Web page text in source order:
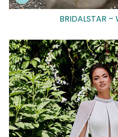
BRIDALSTAR –